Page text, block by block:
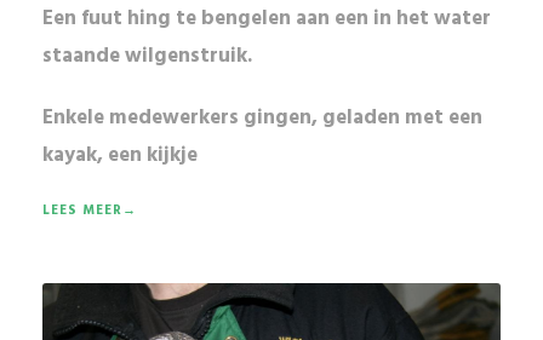
Een fuut hing te bengelen aan een in het water
staande wilgenstruik.
Enkele medewerkers gingen, geladen met een
kayak, een kijkje
LEES MEER→